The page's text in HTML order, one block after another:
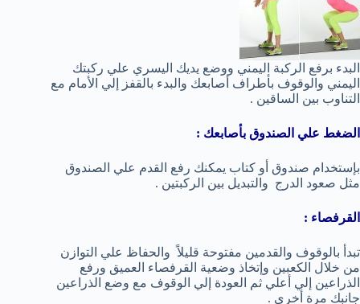
البدء برفع الركبة اليمني ووضع يديك اليسري علي ركبتك
اليمني والوقوف بأطراف أصابعك والبدء بالقفز إلي الأمام مع
التناوب بين الساقين .
الضغط علي الصندوق بأصابعك :
بإستخدام صندوق أو كتاب يمكنك رفع القدم علي الصندوق
مثل صعود الدرج والتبديل بين الركبتين .
القرفصاء :
تبدأ بالوقوف والقدمين مفتوحة قليلاً والحفاظ علي التوازن
من خلال الكعبين وإتخاذ وضعية القرفصاء العميق ورفع
الذراعين إلي أعلي ثم العودة إلي الوقوف مع وضع الذراعين
جانبك مرة أخري .